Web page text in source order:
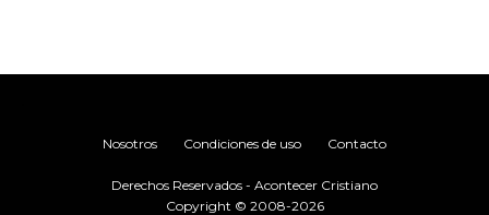
Nosotros Condiciones de uso Contacto
Derechos Reservados - Acontecer Cristiano
Copyright © 2008-2026